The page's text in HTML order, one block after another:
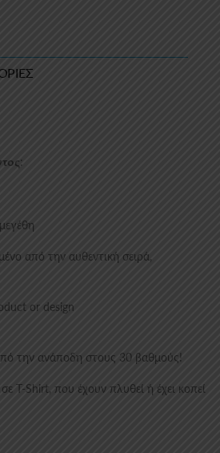
:
από την αυθεντική σειρά,
or design
την ανάποδη στους 30 βαθμούς!
T-Shirt, που έχουν πλυθεί ή έχει κοπεί